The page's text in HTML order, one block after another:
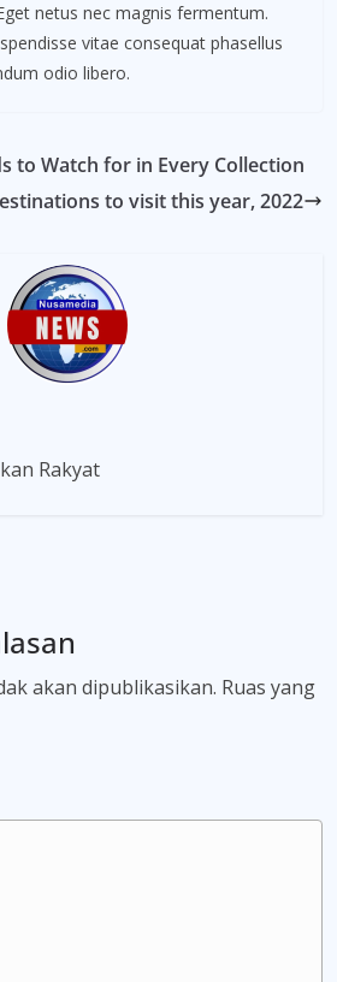
netus nec magnis fermentum.
vitae consequat phasellus
odio libero.
to Watch for in Every Collection
to visit this year, 2022
Rakyat
akan dipublikasikan. Ruas yang